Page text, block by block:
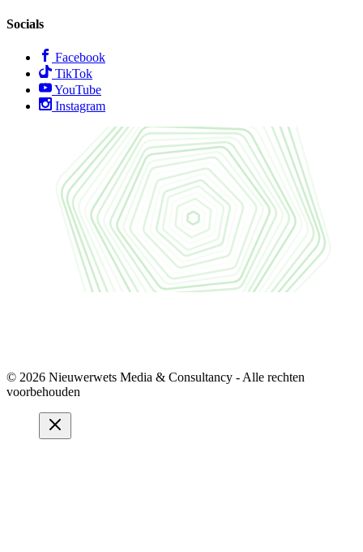
Socials
Facebook
TikTok
YouTube
Instagram
© 2026 Nieuwerwets Media & Consultancy - Alle rechten
voorbehouden